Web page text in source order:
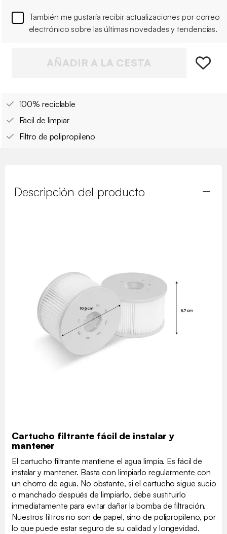
También me gustaría recibir actualizaciones por correo
electrónico sobre las últimas novedades y tendencias.
AÑADIR A LA CESTA
100% reciclable
Fácil de limpiar
Filtro de polipropileno
Descripción del producto
Cartucho filtrante fácil de instalar y
mantener
El cartucho filtrante mantiene el agua limpia. Es fácil de
instalar y mantener. Basta con limpiarlo regularmente con
un chorro de agua. No obstante, si el cartucho sigue sucio
o manchado después de limpiarlo, debe sustituirlo
inmediatamente para evitar dañar la bomba de filtración.
Nuestros filtros no son de papel, sino de polipropileno, por
lo que puede estar seguro de su calidad y longevidad.